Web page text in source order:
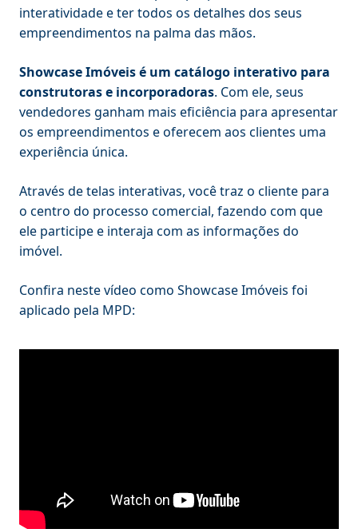
interatividade e ter todos os detalhes dos seus
empreendimentos na palma das mãos.
Showcase Imóveis é um catálogo interativo para
construtoras e incorporadoras. Com ele, seus
vendedores ganham mais eficiência para apresentar
os empreendimentos e oferecem aos clientes uma
experiência única.
Através de telas interativas, você traz o cliente para
o centro do processo comercial, fazendo com que
ele participe e interaja com as informações do
imóvel.
Confira neste vídeo como Showcase Imóveis foi
aplicado pela MPD: